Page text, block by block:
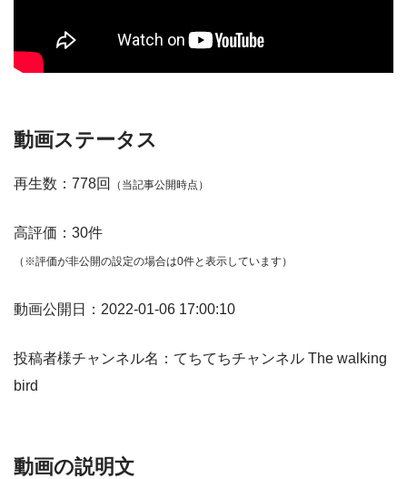
動画ステータス
再生数：778回 （当記事公開時点）
高評価：30件
（※評価が非公開の設定の場合は0件と表示しています）
動画公開日：2022-01-06 17:00:10
投稿者様チャンネル名：てちてちチャンネル The walking
bird
動画の説明文